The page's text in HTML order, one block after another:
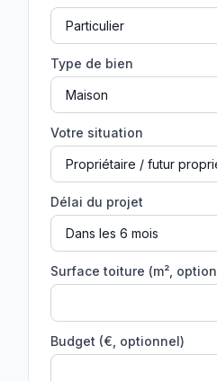
Type de bien
Votre situation
Délai du projet
Surface toiture (m²,
Budget (€, optionnel)